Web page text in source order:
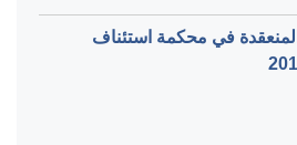
القضية رقم ‎72‏/‎2016‏ المنعقدة في محكمة استئناف